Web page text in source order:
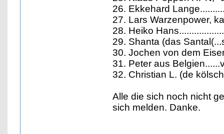
26. Ekkehard
27. Lars Warzenpower,
28. Heiko
29. Shanta (das
30. Jochen von dem
31. Peter aus
32. Christian L. (de
Alle die sich noch nicht
sich melden. Danke.